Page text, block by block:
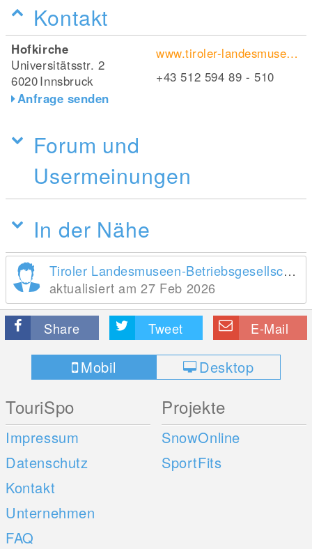
Kontakt
Hofkirche
Universitätsstr. 2
6020Innsbruck
Anfrage senden
www.tiroler-landesmuseen.at/haeuser/hofkirche/
+43 512 594 89 - 510
Forum und
Usermeinungen
In der Nähe
Tiroler Landesmuseen-Betriebsgesellschaft m.b.H.
aktualisiert am 27 Feb 2026
Share Tweet E-Mail
Mobil Desktop
TouriSpo
Impressum
Datenschutz
Kontakt
Unternehmen
FAQ
Projekte
SnowOnline
SportFits